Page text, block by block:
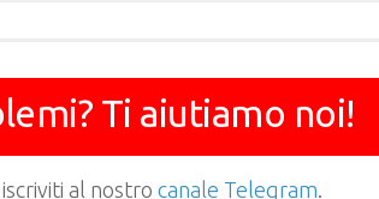
Ti aiutiamo noi!
al nostro canale Telegram.